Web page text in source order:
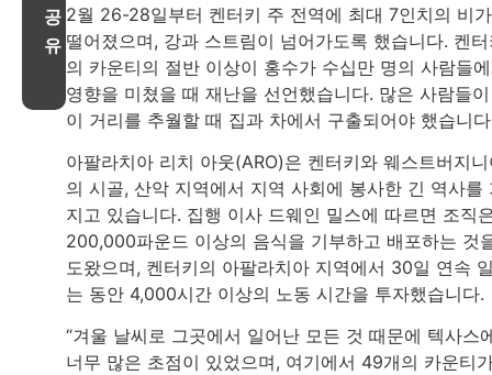
공
유
2월 26-28일부터 켄터키 주 전역에 최대 7인치의 비가
떨어졌으며, 강과 스트림이 넘어가도록 했습니다. 켄
의 카운티의 절반 이상이 홍수가 수십만 명의 사람들
영향을 미쳤을 때 재난을 선언했습니다. 많은 사람들
이 거리를 추월할 때 집과 차에서 구출되어야 했습니
아팔라치아 리치 아웃(ARO)은 켄터키와 웨스트버지
의 시골, 산악 지역에서 지역 사회에 봉사한 긴 역사를
지고 있습니다. 집행 이사 드웨인 밀스에 따르면 조직
200,000파운드 이상의 음식을 기부하고 배포하는 것
도왔으며, 켄터키의 아팔라치아 지역에서 30일 연속
는 동안 4,000시간 이상의 노동 시간을 투자했습니다.
“겨울 날씨로 그곳에서 일어난 모든 것 때문에 텍사스
너무 많은 초점이 있었으며, 여기에서 49개의 카운티